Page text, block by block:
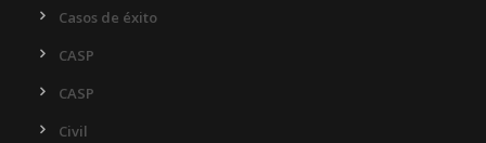
Casos de éxito
CASP
CASP
Civil